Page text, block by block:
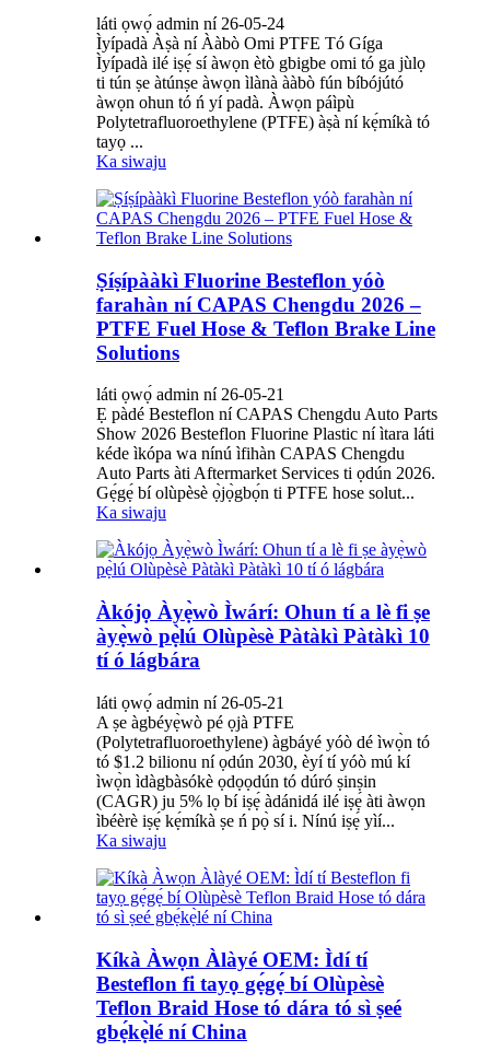
láti ọwọ́ admin ní 26-05-24
Ìyípadà Àṣà ní Ààbò Omi PTFE Tó Gíga
Ìyípadà ilé iṣẹ́ sí àwọn ètò gbigbe omi tó ga jùlọ
ti tún ṣe àtúnṣe àwọn ìlànà ààbò fún bíbójútó
àwọn ohun tó ń yí padà. Àwọn páìpù
Polytetrafluoroethylene (PTFE) àṣà ní kẹ́míkà tó
tayọ ...
Ka siwaju
Ṣíṣípààkì Fluorine Besteflon yóò
farahàn ní CAPAS Chengdu 2026 –
PTFE Fuel Hose & Teflon Brake Line
Solutions
láti ọwọ́ admin ní 26-05-21
Ẹ pàdé Besteflon ní CAPAS Chengdu Auto Parts
Show 2026 Besteflon Fluorine Plastic ní ìtara láti
kéde ìkópa wa nínú ìfihàn CAPAS Chengdu
Auto Parts àti Aftermarket Services ti ọdún 2026.
Gẹ́gẹ́ bí olùpèsè ọ̀jọ̀gbọ́n ti PTFE hose solut...
Ka siwaju
Àkójọ Àyẹ̀wò Ìwárí: Ohun tí a lè fi ṣe
àyẹ̀wò pẹ̀lú Olùpèsè Pàtàkì Pàtàkì 10
tí ó lágbára
láti ọwọ́ admin ní 26-05-21
A ṣe àgbéyẹ̀wò pé ọjà PTFE
(Polytetrafluoroethylene) àgbáyé yóò dé ìwọ̀n tó
tó $1.2 bilionu ní ọdún 2030, èyí tí yóò mú kí
ìwọ̀n ìdàgbàsókè ọdọọdún tó dúró ṣinṣin
(CAGR) ju 5% lọ bí iṣẹ́ àdánidá ilé iṣẹ́ àti àwọn
ìbéèrè iṣẹ́ kẹ́míkà ṣe ń pọ̀ sí i. Nínú iṣẹ́ yìí...
Ka siwaju
Kíkà Àwọn Àlàyé OEM: Ìdí tí
Besteflon fi tayọ gẹ́gẹ́ bí Olùpèsè
Teflon Braid Hose tó dára tó sì ṣeé
gbẹ́kẹ̀lé ní China